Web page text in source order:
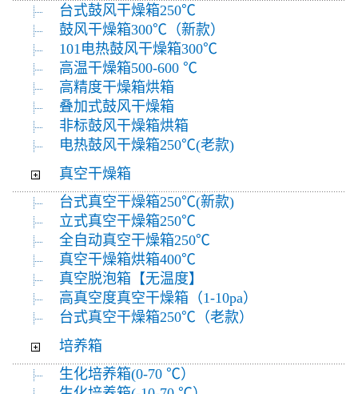
台式鼓风干燥箱250℃
鼓风干燥箱300℃（新款）
101电热鼓风干燥箱300℃
高温干燥箱500-600 ℃
高精度干燥箱烘箱
叠加式鼓风干燥箱
非标鼓风干燥箱烘箱
电热鼓风干燥箱250℃(老款)
真空干燥箱
台式真空干燥箱250℃(新款)
立式真空干燥箱250℃
全自动真空干燥箱250℃
真空干燥箱烘箱400℃
真空脱泡箱【无温度】
高真空度真空干燥箱（1-10pa）
台式真空干燥箱250℃（老款）
培养箱
生化培养箱(0-70 ℃）